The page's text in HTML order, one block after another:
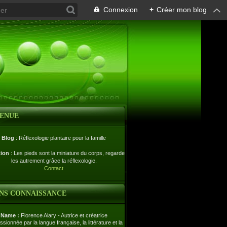
Connexion + Créer mon blog
Blog : Réflexologie plantaire pour la famille
: Les pieds sont la miniature du corps, regardez-
les autrement grâce la réflexologie.
Contact
CONNAISSANCE
Name : Florence Alary - Autrice et créatrice